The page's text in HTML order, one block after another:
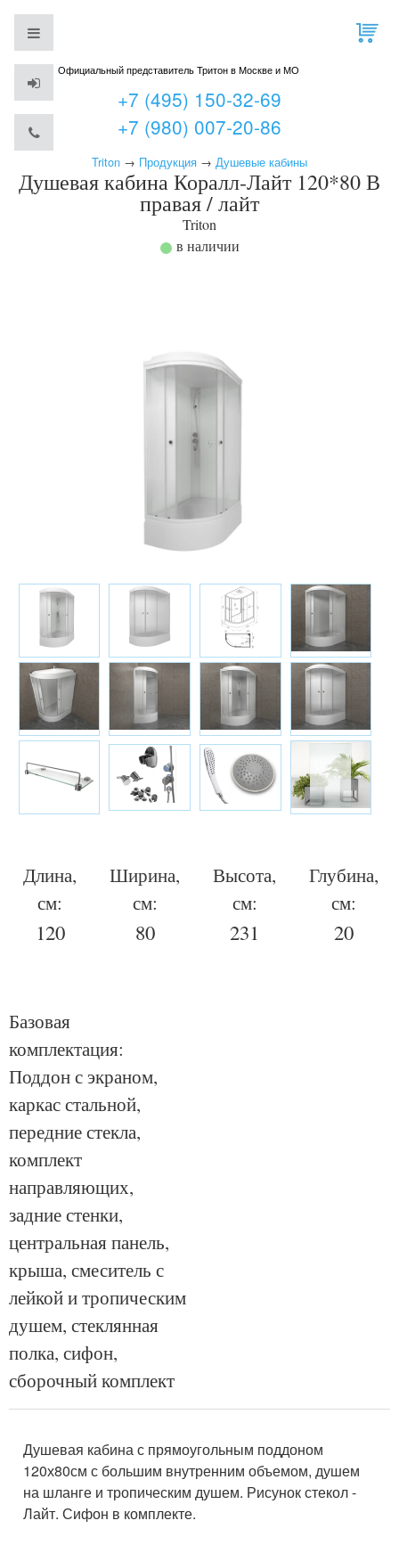
Официальный представитель Тритон в Москве и МО
+7 (495) 150-32-69
+7 (980) 007-20-86
Triton → Продукция → Душевые кабины
Душевая кабина Коралл-Лайт 120*80 В
правая / лайт
Triton
в наличии
Длина,
см:
120
Ширина,
см:
80
Высота,
см:
231
Глубина,
см:
20
Базовая
комплектация:
Поддон с экраном,
каркас стальной,
передние стекла,
комплект
направляющих,
задние стенки,
центральная панель,
крыша, смеситель с
лейкой и тропическим
душем, стеклянная
полка, сифон,
сборочный комплект
Душевая кабина с прямоугольным поддоном
120х80см с большим внутренним объемом, душем
на шланге и тропическим душем. Рисунок стекол -
Лайт. Сифон в комплекте.